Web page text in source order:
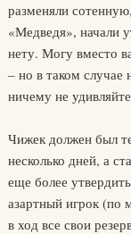
разменяли
«Медведя», начали
нету. Могу вместо
– но в таком
ничему не
Чижек должен был
несколько дней, а
еще более
азартный игрок (по
в ход все свои